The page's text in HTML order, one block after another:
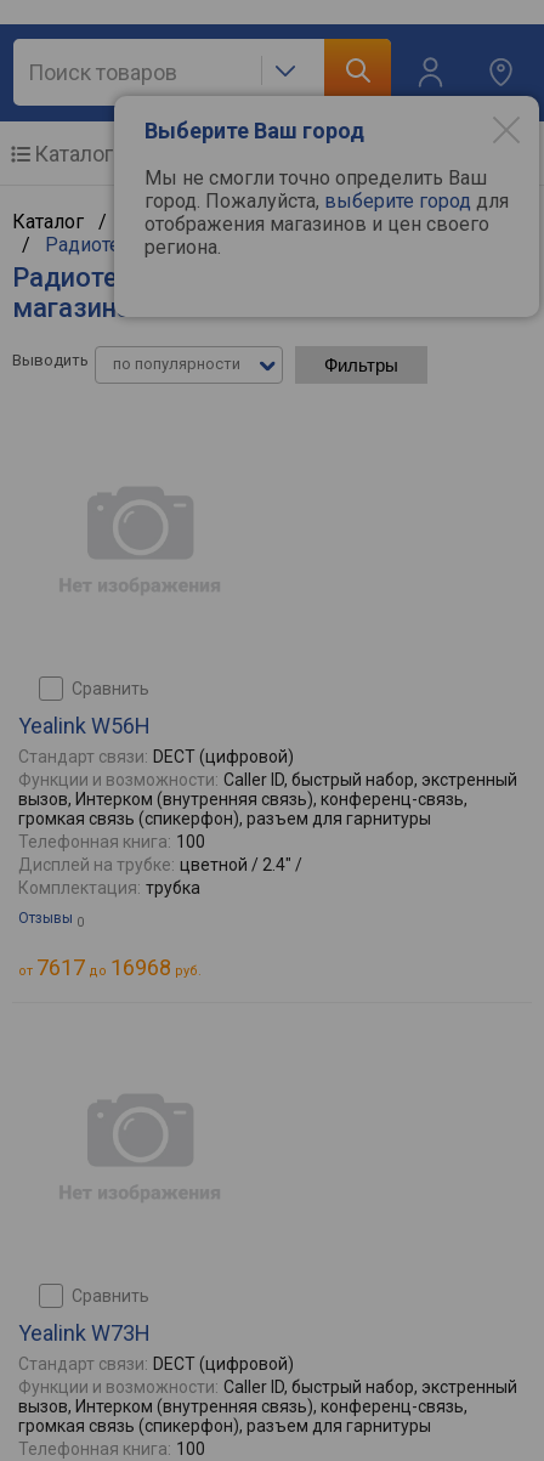
Выберите Ваш город
Мы не смогли точно определить Ваш
город. Пожалуйста, выберите город для
отображения магазинов и цен своего
региона.
Каталог
Каталог / Мобильные и связь/Телефония и связь
/ Радиотелефоны
Радиотелефоны - цены в интернет-
магазинах
Выводить по популярности Фильтры
сравнить
Yealink W56H
Стандарт связи: DECT (цифровой)
Функции и возможности: Caller ID, быстрый набор, экстренный
вызов, Интерком (внутренняя связь), конференц-связь,
громкая связь (спикерфон), разъем для гарнитуры
Телефонная книга: 100
Дисплей на трубке: цветной / 2.4" /
Комплектация: трубка
Отзывы 0
от 7617 до 16968 руб.
сравнить
Yealink W73H
Стандарт связи: DECT (цифровой)
Функции и возможности: Caller ID, быстрый набор, экстренный
вызов, Интерком (внутренняя связь), конференц-связь,
громкая связь (спикерфон), разъем для гарнитуры
Телефонная книга: 100